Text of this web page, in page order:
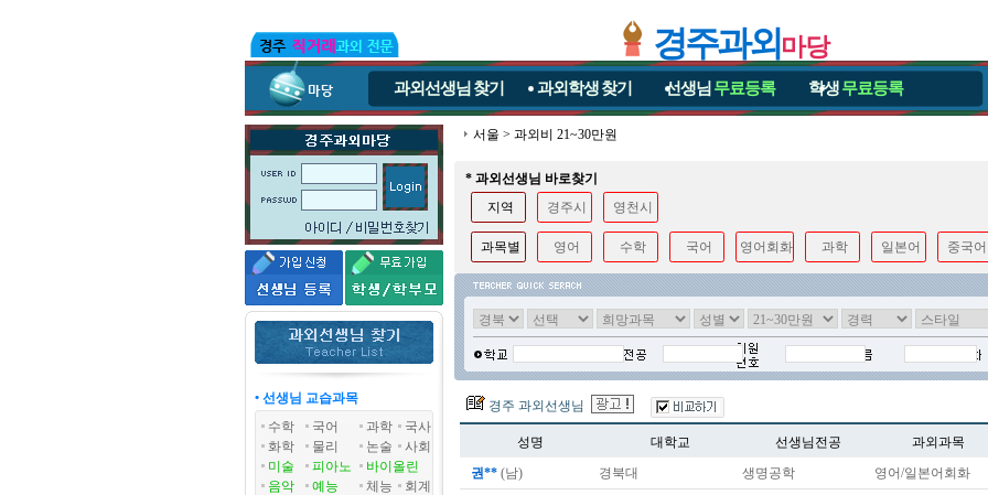
경주과외마당
과외선생님 찾기 과외학생찾기 선생님 무료등록 학생무료등록
• 선생님 교습과목
수학
국어 과학
국사
화학
물리 논술
사회
미술
피아노
바이올린
음악
예능 체능
회계
서울 > 과외비 21~30만원
* 과외선생님 바로찾기
지역
경주시 영천시
과목별 영어 수학 국어 영어회화 과학 일본어 중국어
경주 과외선생님
성명 대학교 선생님전공 과외과목
권** (남) 경북대 생명공학 영어/일본어회화